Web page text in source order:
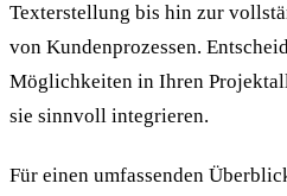
Texterstellung bis hin zur
von Kundenprozessen.
Möglichkeiten in Ihren
sie sinnvoll integrieren.
Für einen umfassenden